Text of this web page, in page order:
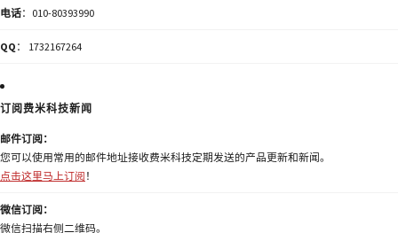
电话：010-80393990
QQ ： 1732167264
订阅费米科技新闻
邮件订阅：
您可以使用常用的邮件地址接收费米科技定期发送的产品更新和新闻。
点击这里马上订阅 ！
微信订阅：
微信扫描右侧二维码。